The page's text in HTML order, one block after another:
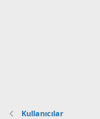
Kullanıcılar